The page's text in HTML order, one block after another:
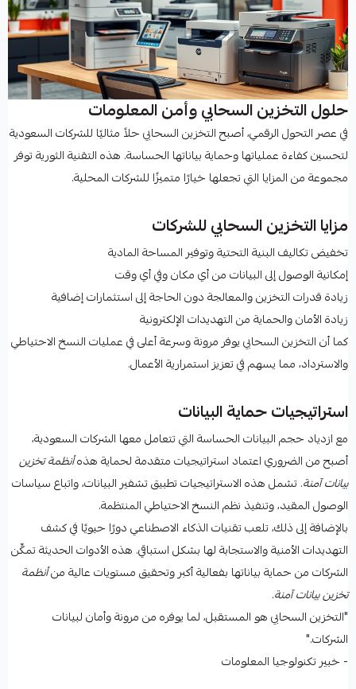
حلول التخزين السحابي وأمن المعلومات
في عصر التحول الرقمي، أصبح التخزين السحابي حلاً مثاليًا للشركات السعودية
لتحسين كفاءة عملياتها وحماية بياناتها الحساسة. هذه التقنية الثورية توفر
مجموعة من المزايا التي تجعلها خيارًا متميزًا للشركات المحلية.
مزايا التخزين السحابي للشركات
تخفيض تكاليف البنية التحتية وتوفير المساحة المادية
إمكانية الوصول إلى البيانات من أي مكان وفي أي وقت
زيادة قدرات التخزين والمعالجة دون الحاجة إلى استثمارات إضافية
زيادة الأمان والحماية من التهديدات الإلكترونية
كما أن التخزين السحابي يوفر مرونة وسرعة أعلى في عمليات النسخ الاحتياطي
والاسترداد، مما يسهم في تعزيز استمرارية الأعمال.
استراتيجيات حماية البيانات
مع ازدياد حجم البيانات الحساسة التي تتعامل معها الشركات السعودية،
أصبح من الضروري اعتماد استراتيجيات متقدمة لحماية هذهأنظمة تخزين
بيانات آمنة. تشمل هذه الاستراتيجيات تطبيق تشفير البيانات، واتباع سياسات
الوصول المقيد، وتنفيذ نظم النسخ الاحتياطي المنتظمة.
بالإضافة إلى ذلك، تلعب تقنيات الذكاء الاصطناعي دورًا حيويًا في كشف
التهديدات الأمنية والاستجابة لها بشكل استباقي. هذه الأدوات الحديثة تمكِّن
الشركات من حماية بياناتها بفعالية أكبر وتحقيق مستويات عالية منأنظمة
تخزين بيانات آمنة.
"التخزين السحابي هو المستقبل، لما يوفره من مرونة وأمان لبيانات
الشركات."
- خبير تكنولوجيا المعلومات